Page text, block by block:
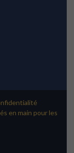
en main pour les